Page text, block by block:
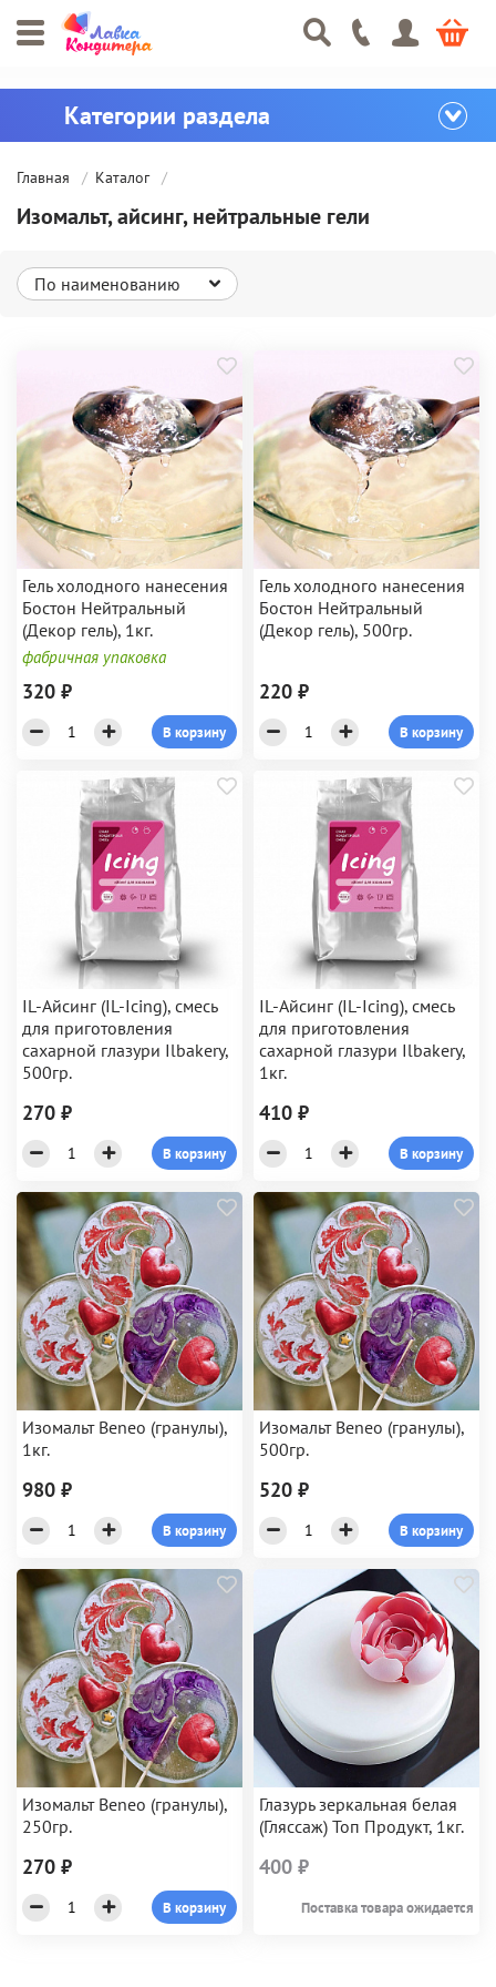
Главная Каталог
Изомальт, айсинг, нейтральные гели
По наименованию
Гель холодного нанесения
Бостон Нейтральный
(Декор гель), 1кг.
фабричная упаковка
320 ₽
В корзину
Гель холодного нанесения
Бостон Нейтральный
(Декор гель), 500гр.
220 ₽
В корзину
IL-Айсинг (IL-Icing), смесь
для приготовления
сахарной глазури Ilbakery,
500гр.
270 ₽
В корзину
IL-Айсинг (IL-Icing), смесь
для приготовления
сахарной глазури Ilbakery,
1кг.
410 ₽
В корзину
Изомальт Beneo (гранулы),
1кг.
980 ₽
В корзину
Изомальт Beneo (гранулы),
500гр.
520 ₽
В корзину
Изомальт Beneo (гранулы),
250гр.
270 ₽
В корзину
Глазурь зеркальная белая
(Гляссаж) Топ Продукт, 1кг.
400 ₽
Поставка товара ожидается